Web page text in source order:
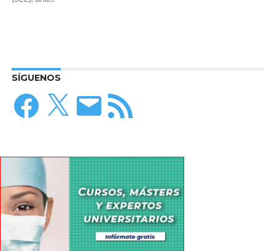
SÍGUENOS
Facebook
X
Correo
electrónico
Feed
RSS